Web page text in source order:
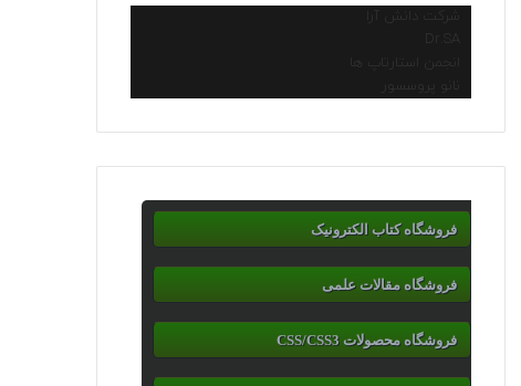
شرکت دانش آرا
انجمن استارتاپ ها
نانو پروسسور
فروشگاه کتاب الکترونیک
فروشگاه مقالات علمی
فروشگاه محصولات CSS/CSS3